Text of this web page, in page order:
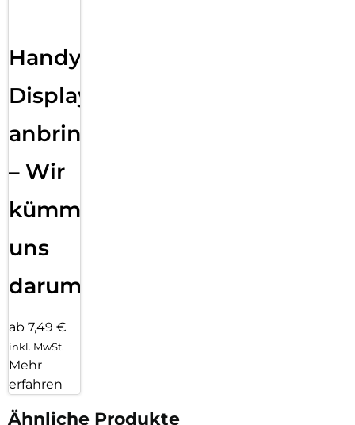
Handy
Displayfolie
anbringen
– Wir
kümmern
uns
darum!
ab 7,49 €
inkl. MwSt.
Mehr
erfahren
Ähnliche Produkte